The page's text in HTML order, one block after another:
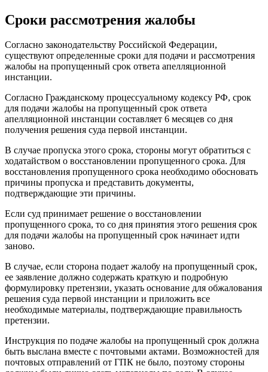
Сроки рассмотрения жалобы
Согласно законодательству Российской Федерации,
существуют определенные сроки для подачи и рассмотрения
жалобы на пропущенный срок ответа апелляционной
инстанции.
Согласно Гражданскому процессуальному кодексу РФ, срок
для подачи жалобы на пропущенный срок ответа
апелляционной инстанции составляет 6 месяцев со дня
получения решения суда первой инстанции.
В случае пропуска этого срока, стороны могут обратиться с
ходатайством о восстановлении пропущенного срока. Для
восстановления пропущенного срока необходимо обосновать
причины пропуска и представить документы,
подтверждающие эти причины.
Если суд принимает решение о восстановлении
пропущенного срока, то со дня принятия этого решения срок
для подачи жалобы на пропущенный срок начинает идти
заново.
В случае, если сторона подает жалобу на пропущенный срок,
ее заявление должно содержать краткую и подробную
формулировку претензии, указать основание для обжалования
решения суда первой инстанции и приложить все
необходимые материалы, подтверждающие правильность
претензии.
Инструкция по подаче жалобы на пропущенный срок должна
быть выслана вместе с почтовыми актами. Возможностей для
почтовых отправлений от ГПК не было, поэтому стороны